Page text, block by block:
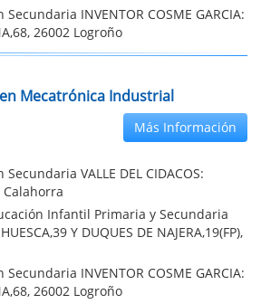
INVENTOR COSME GARCIA:
26002 Logroño
Mecatrónica Industrial
Más Información
VALLE DEL CIDACOS:
Calahorra
Infantil Primaria y Secundaria
Y DUQUES DE NAJERA,19(FP),
INVENTOR COSME GARCIA:
26002 Logroño